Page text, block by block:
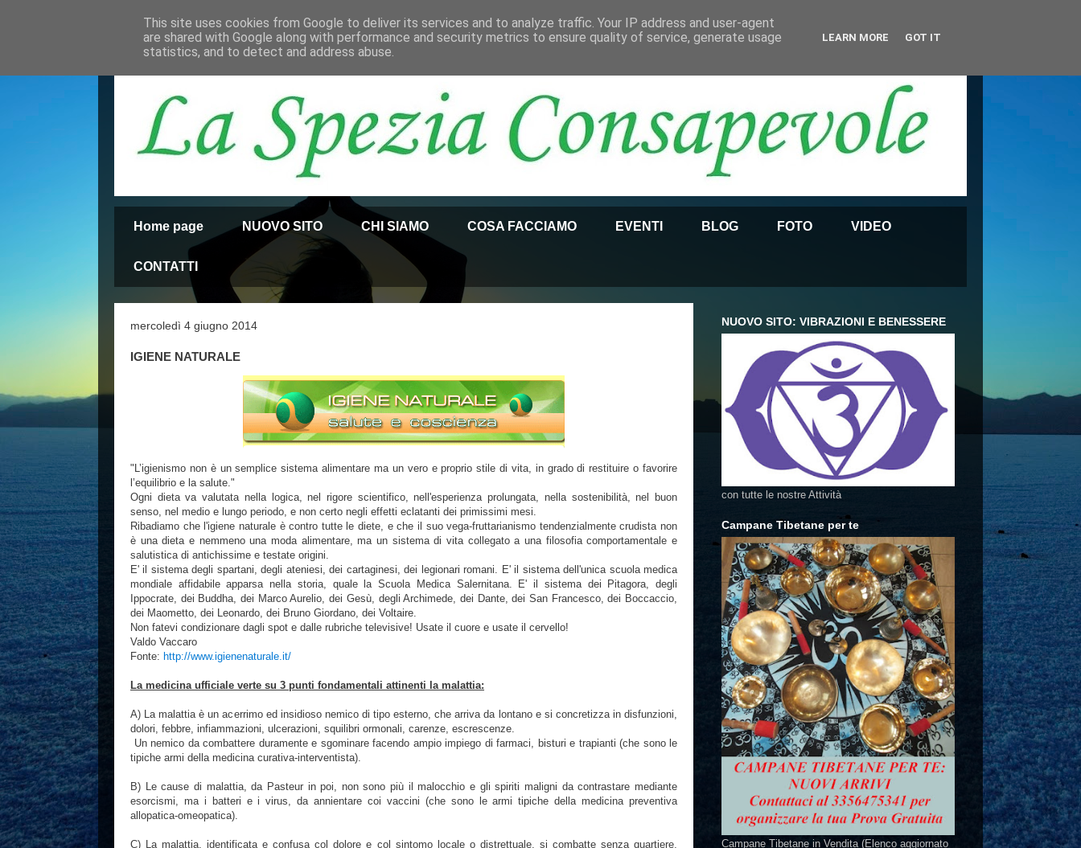
Home page NUOVO SITO CHI SIAMO COSA FACCIAMO EVENTI BLOG FOTO VIDEO
CONTATTI
mercoledì 4 giugno 2014
IGIENE NATURALE
"L’igienismo non è un semplice sistema alimentare ma un vero e proprio stile di vita, in grado di restituire o favorire
l’equilibrio e la salute."
Ogni dieta va valutata nella logica, nel rigore scientifico, nell'esperienza prolungata, nella sostenibilità, nel buon
senso, nel medio e lungo periodo, e non certo negli effetti eclatanti dei primissimi mesi.
Ribadiamo che l'igiene naturale è contro tutte le diete, e che il suo vega-fruttarianismo tendenzialmente crudista non
è una dieta e nemmeno una moda alimentare, ma un sistema di vita collegato a una filosofia comportamentale e
salutistica di antichissime e testate origini.
E' il sistema degli spartani, degli ateniesi, dei cartaginesi, dei legionari romani. E' il sistema dell'unica scuola medica
mondiale affidabile apparsa nella storia, quale la Scuola Medica Salernitana. E' il sistema dei Pitagora, degli
Ippocrate, dei Buddha, dei Marco Aurelio, dei Gesù, degli Archimede, dei Dante, dei San Francesco, dei Boccaccio,
dei Maometto, dei Leonardo, dei Bruno Giordano, dei Voltaire.
Non fatevi condizionare dagli spot e dalle rubriche televisive! Usate il cuore e usate il cervello!
Valdo Vaccaro
Fonte: http://www.igienenaturale.it/
La medicina ufficiale verte su 3 punti fondamentali attinenti la malattia:
A) La malattia è un acerrimo ed insidioso nemico di tipo esterno, che arriva da lontano e si concretizza in disfunzioni,
dolori, febbre, infiammazioni, ulcerazioni, squilibri ormonali, carenze, escrescenze.
Un nemico da combattere duramente e sgominare facendo ampio impiego di farmaci, bisturi e trapianti (che sono le
tipiche armi della medicina curativa-interventista).
B) Le cause di malattia, da Pasteur in poi, non sono più il malocchio e gli spiriti maligni da contrastare mediante
esorcismi, ma i batteri e i virus, da annientare coi vaccini (che sono le armi tipiche della medicina preventiva
allopatica-omeopatica).
C) La malattia, identificata e confusa col dolore e col sintomo locale o distrettuale, si combatte senza quartiere,
NUOVO SITO: VIBRAZIONI E BENESSERE
con tutte le nostre Attività
Campane Tibetane per te
Campane Tibetane in Vendita (Elenco aggiornato
This site uses cookies from Google to deliver its services and to analyze traffic. Your IP address and user-agent
are shared with Google along with performance and security metrics to ensure quality of service, generate usage
statistics, and to detect and address abuse.
LEARN MORE GOT IT